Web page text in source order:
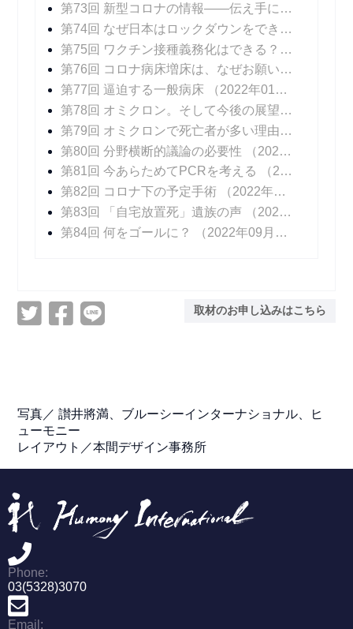
第73回 新型コロナの情報――伝え手に求められること
第74回 なぜ日本はロックダウンをできなかったのか？
第75回 ワクチン接種義務化はできる？ できない？
第76回 コロナ病床増床は、なぜお願いベースなのか？
第77回 逼迫する一般病床
（2022年01月24日 掲載）
第78回 オミクロン。そして今後の展望
（2022年
第79回 オミクロンで死亡者が多い理由
（2022年
第80回 分野横断的議論の必要性
（2022年03月21日 掲載）
第81回 今あらためてPCRを考える
（2022年04月04日 掲載）
第82回 コロナ下の予定手術
（2022年04月25日 掲載）
第83回 「自宅放置死」遺族の声
（2022年05月23日 掲載）
第84回 何をゴールに？
（2022年09月09日 掲載）
取材のお申し込みはこちら
写真／讃井將満、ブルーシーインターナショナル、ヒ
ューモニー
レイアウト／本間デザイン事務所
Phone:
03(5328)3070
Email: